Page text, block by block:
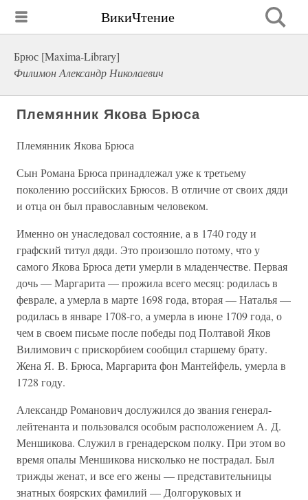
ВикиЧтение
Брюс [Maxima-Library]
Филимон Александр Николаевич
Племянник Якова Брюса
Племянник Якова Брюса
Сын Романа Брюса принадлежал уже к третьему
поколению российских Брюсов. В отличие от своих дяди
и отца он был православным человеком.
Именно он унаследовал состояние, а в 1740 году и
графский титул дяди. Это произошло потому, что у
самого Якова Брюса дети умерли в младенчестве. Первая
дочь — Маргарита — прожила всего месяц: родилась в
феврале, а умерла в марте 1698 года, вторая — Наталья —
родилась в январе 1708-го, а умерла в июне 1709 года, о
чем в своем письме после победы под Полтавой Яков
Вилимович с прискорбием сообщил старшему брату.
Жена Я. В. Брюса, Маргарита фон Мантейфель, умерла в
1728 году.
Александр Романович дослужился до звания генерал-
лейтенанта и пользовался особым расположением А. Д.
Меншикова. Служил в гренадерском полку. При этом во
время опалы Меншикова нисколько не пострадал. Был
трижды женат, и все его жены — представительницы
знатных боярских фамилий — Долгоруковых и